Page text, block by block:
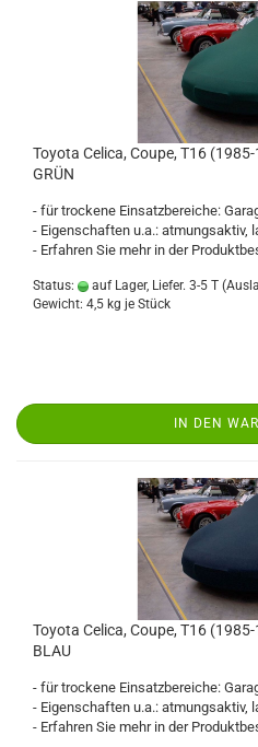
Toyota Celica, Coupe, T16
GRÜN
- für trockene Einsatzbereiche:
- Eigenschaften u.a.: atmungsaktiv,
- Erfahren Sie mehr in der
Status: auf Lager, Liefer. 3-5 T
Gewicht: 4,5 kg je Stück
IN DEN
Toyota Celica, Coupe, T16
BLAU
- für trockene Einsatzbereiche:
- Eigenschaften u.a.: atmungsaktiv,
- Erfahren Sie mehr in der